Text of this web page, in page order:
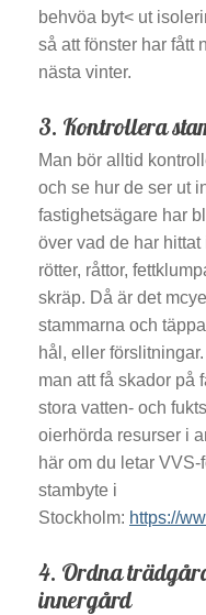
behvöa byt< ut
så att fönster har fått
nästa vinter.
3. Kontrollera
Man bör alltid
och se hur de ser ut
fastighetsägare har
över vad de har hittat
rötter, råttor,
skräp. Då är det
stammarna och
hål, eller
man att få skador på
stora vatten- och
oierhörda resurser i
här om du letar VVS-
stambyte i
Stockholm: https://
4. Ordna
innergård